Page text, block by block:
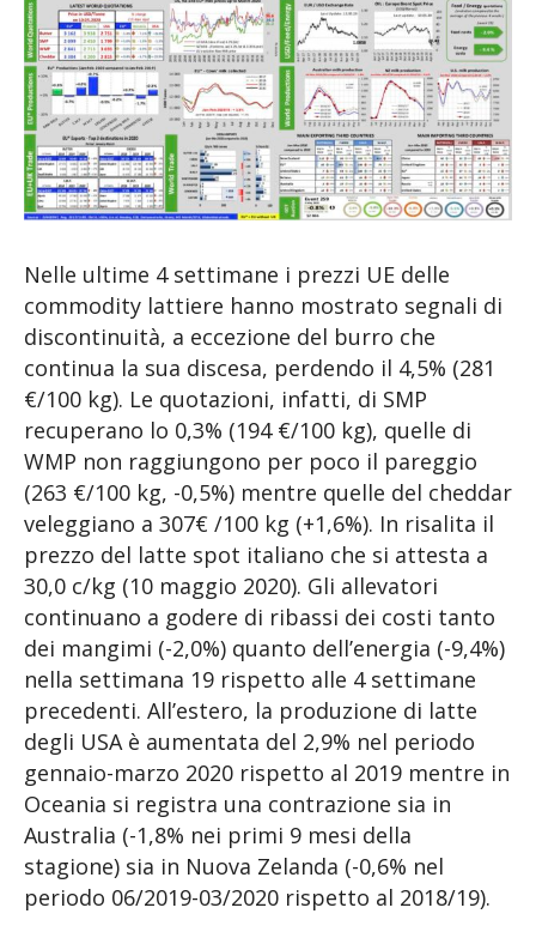
Nelle ultime 4 settimane i prezzi UE delle
commodity lattiere hanno mostrato segnali di
discontinuità, a eccezione del burro che
continua la sua discesa, perdendo il 4,5% (281
€/100 kg). Le quotazioni, infatti, di SMP
recuperano lo 0,3% (194 €/100 kg), quelle di
WMP non raggiungono per poco il pareggio
(263 €/100 kg, -0,5%) mentre quelle del cheddar
veleggiano a 307€ /100 kg (+1,6%). In risalita il
prezzo del latte spot italiano che si attesta a
30,0 c/kg (10 maggio 2020). Gli allevatori
continuano a godere di ribassi dei costi tanto
dei mangimi (-2,0%) quanto dell’energia (-9,4%)
nella settimana 19 rispetto alle 4 settimane
precedenti. All’estero, la produzione di latte
degli USA è aumentata del 2,9% nel periodo
gennaio-marzo 2020 rispetto al 2019 mentre in
Oceania si registra una contrazione sia in
Australia (-1,8% nei primi 9 mesi della
stagione) sia in Nuova Zelanda (-0,6% nel
periodo 06/2019-03/2020 rispetto al 2018/19).